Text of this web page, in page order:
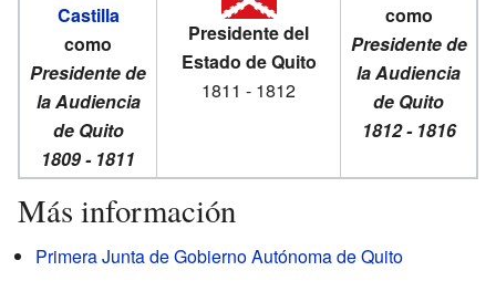
Castilla
como
Presidente de
la Audiencia
de Quito
1809 - 1811
Presidente del
Estado de Quito
1811 - 1812
como
Presidente de
la Audiencia
de Quito
1812 - 1816
Más información
Primera Junta de Gobierno Autónoma de Quito